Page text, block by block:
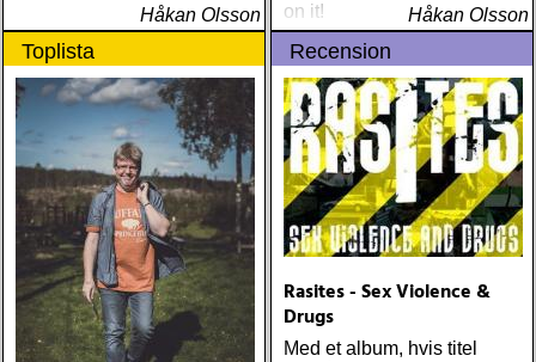
Håkan Olsson
on it!
Håkan Olsson
Toplista Recension
Rasites - Sex Violence &
Drugs
Med et album, hvis titel